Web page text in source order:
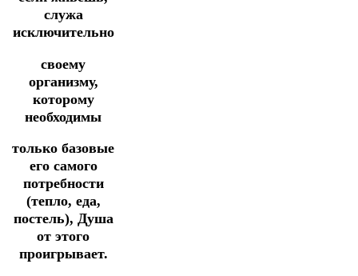
служа
исключительно
своему
организму,
которому
необходимы
только базовые
его самого
потребности
(тепло, еда,
постель), Душа
от этого
проигрывает.